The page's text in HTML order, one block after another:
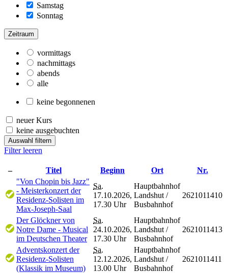
Samstag
Sonntag
Zeitraum
vormittags
nachmittags
abends
alle
keine begonnenen
neuer Kurs
keine ausgebuchten
Auswahl filtern
Filter leeren
– Titel Beginn Ort
Nr.
"Von Chopin bis Jazz"
- Meisterkonzert der
Residenz-Solisten im
Max-Joseph-Saal
Sa.
17.10.2026,
17.30 Uhr
Hauptbahnhof
Landshut /
Busbahnhof
2621011410
Der Glöckner von
Notre Dame - Musical
im Deutschen Theater
Sa.
24.10.2026,
17.30 Uhr
Hauptbahnhof
Landshut /
Busbahnhof
2621011413
Adventskonzert der
Residenz-Solisten
(Klassik im Museum)
Sa.
12.12.2026,
13.00 Uhr
Hauptbahnhof
Landshut /
Busbahnhof
2621011411